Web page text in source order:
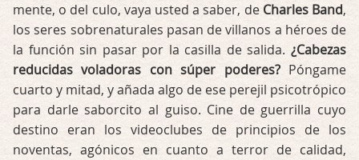
mente, o del culo, vaya usted a saber, de Charles Band,
los seres sobrenaturales pasan de villanos a héroes de
la función sin pasar por la casilla de salida. ¿Cabezas
reducidas voladoras con súper poderes?Póngame
cuarto y mitad, y añada algo de ese perejil psicotrópico
para darle saborcito al guiso. Cine de guerrilla cuyo
destino eran los videoclubes de principios de los
noventas, agónicos en cuanto a terror de calidad,